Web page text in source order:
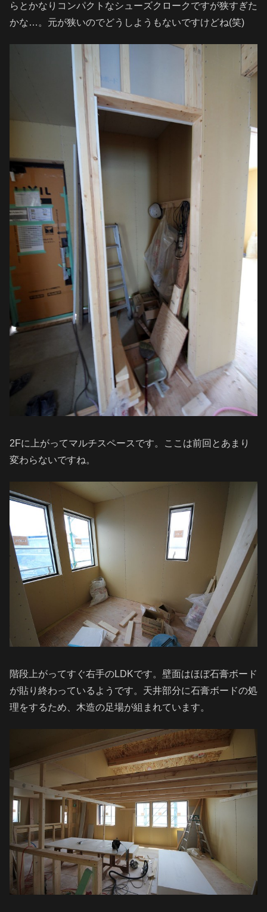
らとかなりコンパクトなシューズクロークですが狭すぎた
かな…。元が狭いのでどうしようもないですけどね(笑)
2Fに上がってマルチスペースです。ここは前回とあまり
変わらないですね。
階段上がってすぐ右手のLDKです。壁面はほぼ石膏ボード
が貼り終わっているようです。天井部分に石膏ボードの処
理をするため、木造の足場が組まれています。